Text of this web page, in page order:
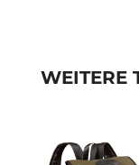
WEITERE